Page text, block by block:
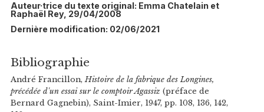
Auteur·trice du texte original: Emma Chatelain et
Raphaël Rey, 29/04/2008
Dernière modification: 02/06/2021
Bibliographie
André Francillon, Histoire de la fabrique des Longines,
précédée d'un essai sur le comptoir Agassiz(préface de
Bernard Gagnebin), Saint-Imier, 1947, pp. 108, 136, 142,